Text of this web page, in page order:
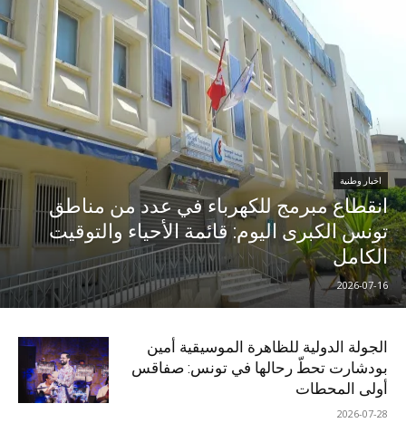
اخبار وطنية
انقطاع مبرمج للكهرباء في عدد من مناطق
تونس الكبرى اليوم: قائمة الأحياء والتوقيت
الكامل
2026-07-16
الجولة الدولية للظاهرة الموسيقية أمين
بودشارت تحطّ رحالها في تونس: صفاقس
أولى المحطات
2026-07-28